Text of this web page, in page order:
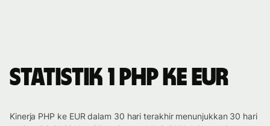
Statistik 1 PHP ke EUR
Kinerja PHP ke EUR dalam 30 hari terakhir menunjukkan 30 hari